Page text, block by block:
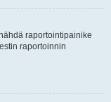
raportointipainike
raportoinnin